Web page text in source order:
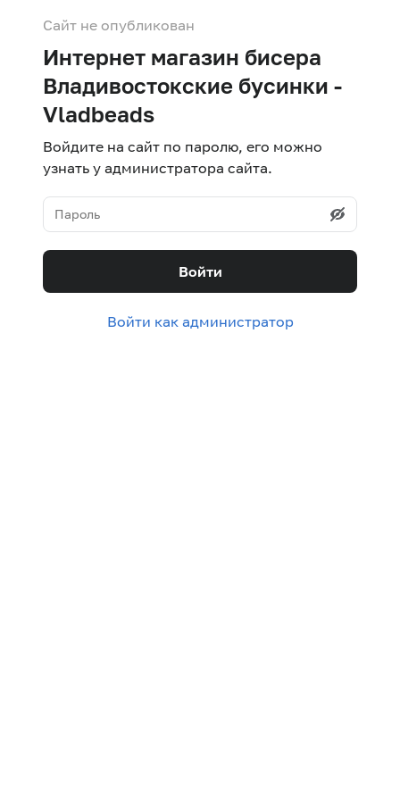
Сайт не опубликован
Интернет магазин бисера
Владивостокские бусинки -
Vladbeads
Войдите на сайт по паролю, его можно
узнать у администратора сайта.
Войти
Войти как администратор